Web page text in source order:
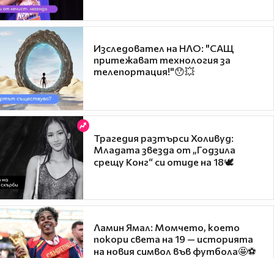
Изследовател на НЛО: "САЩ
притежават технология за
телепортация!"😯💥
Трагедия разтърси Холивуд:
Младата звезда от „Годзила
срещу Конг“ си отиде на 18🕊️
Ламин Ямал: Момчето, което
покори света на 19 — историята
на новия символ във футбола🤩⚽